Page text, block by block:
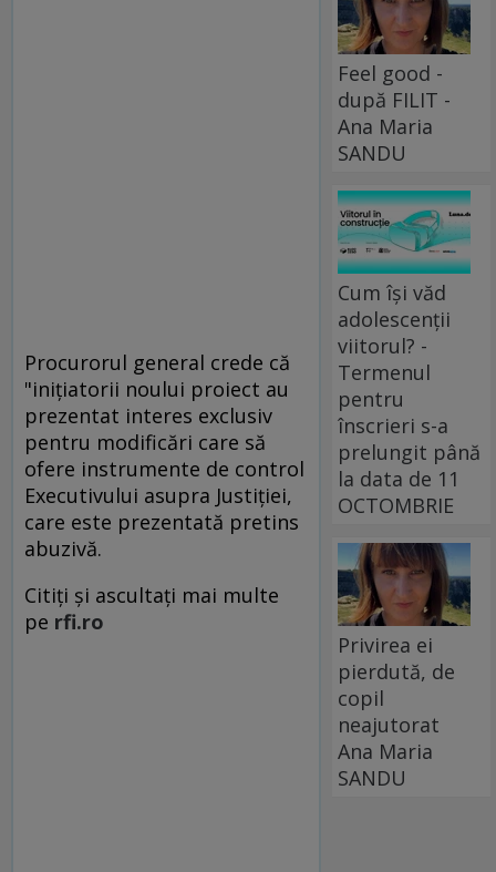
Procurorul general crede că
"iniţiatorii noului proiect au
prezentat interes exclusiv
pentru modificări care să
ofere instrumente de control
Executivului asupra Justiţiei,
care este prezentată pretins
abuzivă.
Citiți și ascultați mai multe
pe rfi.ro
Feel good -
după FILIT -
Ana Maria
SANDU
Cum își văd
adolescenții
viitorul? -
Termenul
pentru
înscrieri s-a
prelungit până
la data de 11
OCTOMBRIE
Privirea ei
pierdută, de
copil
neajutorat
Ana Maria
SANDU